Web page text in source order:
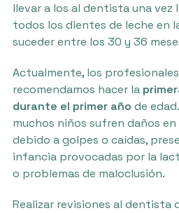
llevar a los al dentista una vez
todos los dientes de leche en
suceder entre los 30 y 36
Actualmente, los
recomendamos hacer la
durante el primer año de
muchos niños sufren daños
debido a golpes o caídas,
infancia provocadas por la
o problemas de maloclusión.
Realizar revisiones al dentista